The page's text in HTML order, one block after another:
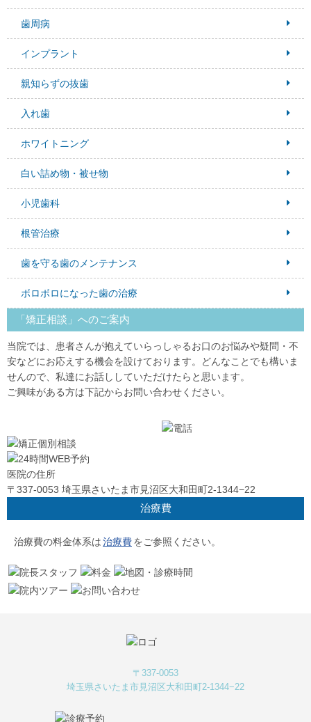
歯周病
インプラント
親知らずの抜歯
入れ歯
ホワイトニング
白い詰め物・被せ物
小児歯科
根管治療
歯を守る歯のメンテナンス
ボロボロになった歯の治療
「矯正相談」へのご案内
当院では、患者さんが抱えていらっしゃるお口のお悩みや疑問・不
安などにお応えする機会を設けております。どんなことでも構いま
せんので、私達にお話ししていただけたらと思います。
ご興味がある方は下記からお問い合わせください。
医院の住所
〒337-0053 埼玉県さいたま市見沼区大和田町2-1344−22
治療費
治療費の料金体系は治療費をご参照ください。
〒337-0053
埼玉県さいたま市見沼区大和田町2-1344−22